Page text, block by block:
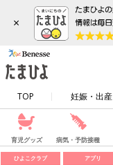
×
TOP 妊娠・出産
育児グッズ 病気・予防接種
ひよこクラブ アプリ